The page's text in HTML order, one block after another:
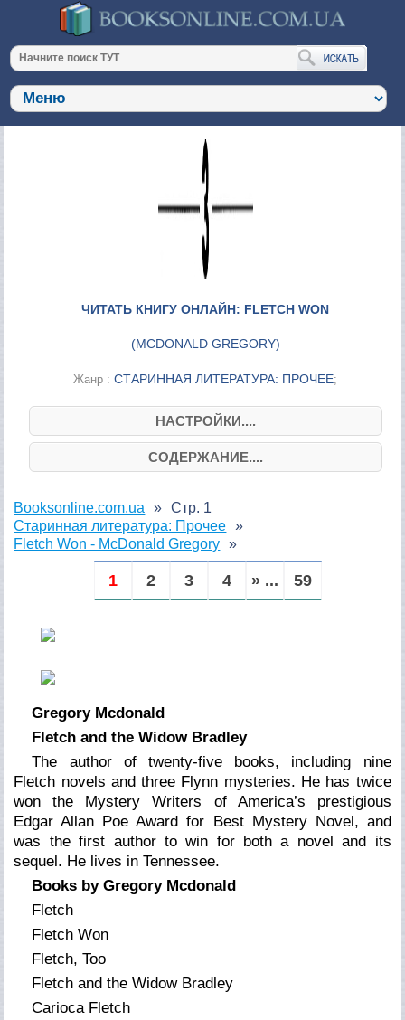
ЧИТАТЬ КНИГУ ОНЛАЙН: FLETCH WON
(MCDONALD GREGORY)
Жанр :СТАРИННАЯ ЛИТЕРАТУРА: ПРОЧЕЕ;
НАСТРОЙКИ....
СОДЕРЖАНИЕ....
Booksonline.com.ua
Старинная литература: Прочее
Fletch Won - McDonald Gregory
Стр. 1
1 2 3 4 » ... 59
Gregory Mcdonald
Fletch and the Widow Bradley
The author of twenty-five books, including nine
Fletch novels and three Flynn mysteries. He has twice
won the Mystery Writers of America’s prestigious
Edgar Allan Poe Award for Best Mystery Novel, and
was the first author to win for both a novel and its
sequel. He lives in Tennessee.
Books by Gregory Mcdonald
Fletch
Fletch Won
Fletch, Too
Fletch and the Widow Bradley
Carioca Fletch